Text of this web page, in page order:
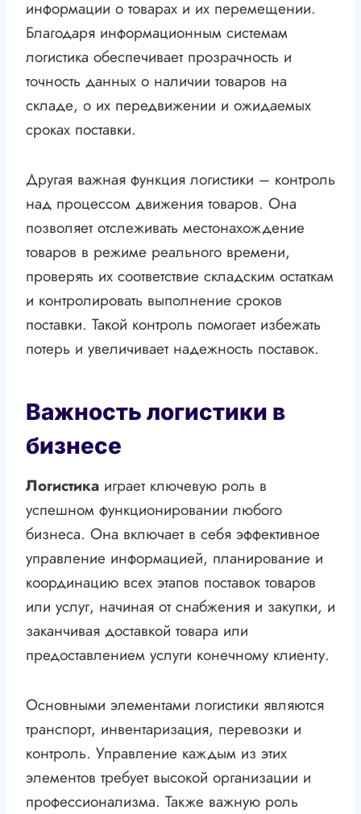
информации о товарах и их перемещении.
Благодаря информационным системам
логистика обеспечивает прозрачность и
точность данных о наличии товаров на
складе, о их передвижении и ожидаемых
сроках поставки.
Другая важная функция логистики – контроль
над процессом движения товаров. Она
позволяет отслеживать местонахождение
товаров в режиме реального времени,
проверять их соответствие складским остаткам
и контролировать выполнение сроков
поставки. Такой контроль помогает избежать
потерь и увеличивает надежность поставок.
Важность логистики в
бизнесе
Логистика играет ключевую роль в
успешном функционировании любого
бизнеса. Она включает в себя эффективное
управление информацией, планирование и
координацию всех этапов поставок товаров
или услуг, начиная от снабжения и закупки, и
заканчивая доставкой товара или
предоставлением услуги конечному клиенту.
Основными элементами логистики являются
транспорт, инвентаризация, перевозки и
контроль. Управление каждым из этих
элементов требует высокой организации и
профессионализма. Также важную роль